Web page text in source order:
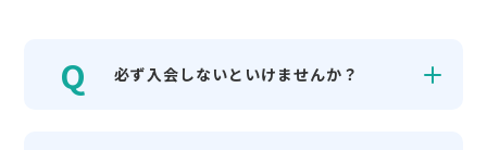
必ず入会しないといけませんか？